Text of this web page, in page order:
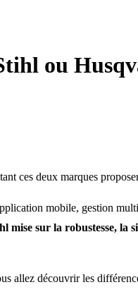
ou
ces deux marques
mobile, gestion
mise sur la robustesse, la
allez découvrir les